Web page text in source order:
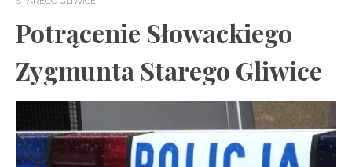
Potrącenie Słowackiego
Zygmunta Starego Gliwice